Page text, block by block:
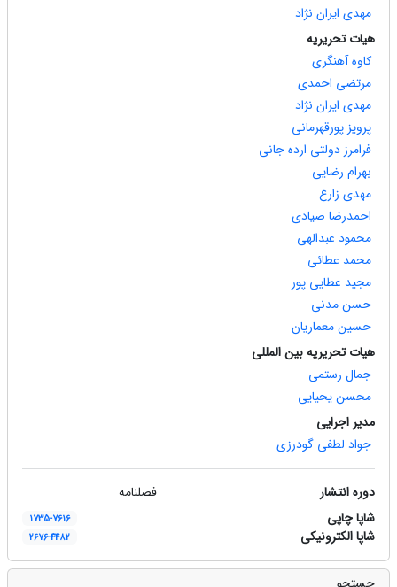
مهدی ایران نژاد
هیات تحریریه
کاوه آهنگری
مرتضی احمدی
مهدی ایران نژاد
پرویز پورقهرمانی
فرامرز دولتی ارده جانی
بهرام رضایی
مهدی زارع
احمدرضا صیادی
محمود عبدالهی
محمد عطائی
مجید عطایی پور
حسن مدنی
حسین معماریان
هیات تحریریه بین المللی
جمال رستمی
محسن یحیایی
مدیر اجرایی
جواد لطفی گودرزی
دوره انتشار
فصلنامه
شاپا چاپی
1735-7616
شاپا الکترونیکی 2676-4482